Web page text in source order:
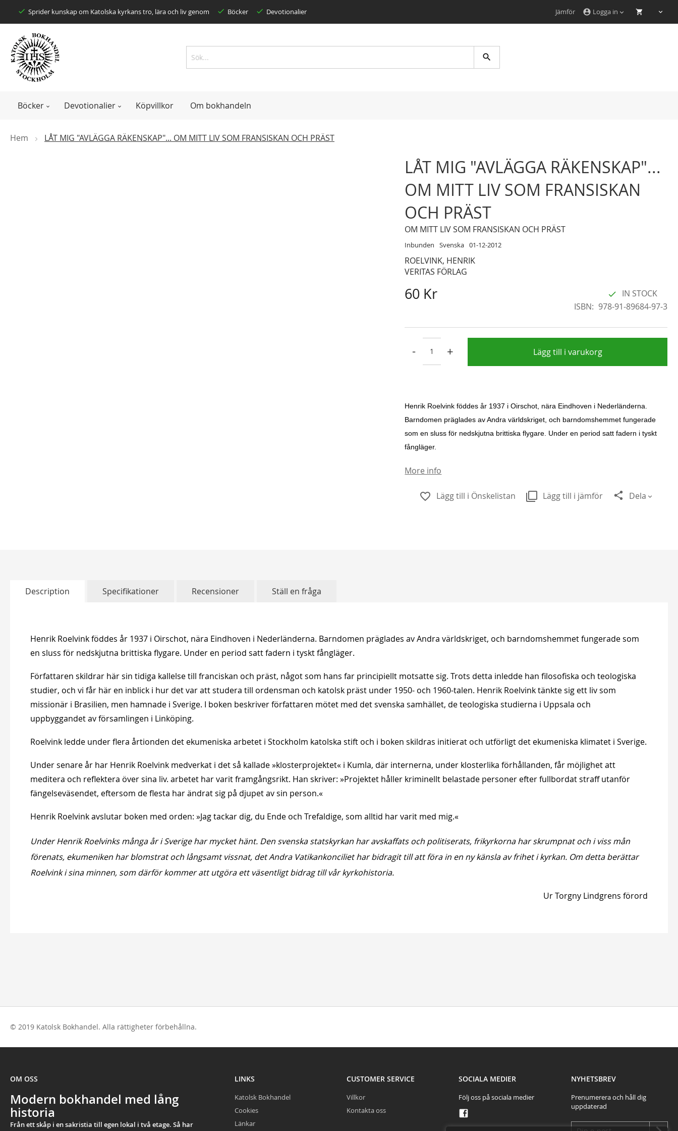
account_circle Logga in
Jämför
Skip Sprider kunskap om Katolska kyrkans tro, lära och liv genom Böcker Devotionalier
Search
Böcker Devotionalier Köpvillkor Om bokhandeln
Hem LÅT MIG "AVLÄGGA RÄKENSKAP"... OM MITT LIV SOM FRANSISKAN OCH PRÄST
LÅT MIG "AVLÄGGA RÄKENSKAP"...
OM MITT LIV SOM FRANSISKAN
OCH PRÄST
OM MITT LIV SOM FRANSISKAN OCH PRÄST
Inbunden Svenska 01-12-2012
ROELVINK, HENRIK
VERITAS FÖRLAG
60 Kr
IN STOCK
ISBN
978-91-89684-97-3
- + Lägg till i varukorg
Henrik Roelvink föddes år 1937 i Oirschot, nära Eindhoven i Nederländerna.
Barndomen präglades av Andra världskriget, och barndomshemmet fungerade
som en sluss för nedskjutna brittiska flygare. Under en period satt fadern i tyskt
fångläger.
More info
Lägg till i Önskelistan Lägg till i jämför Dela
Description
Henrik Roelvink föddes år 1937 i Oirschot, nära Eindhoven i Nederländerna. Barndomen präglades av Andra världskriget, och barndomshemmet fungerade som
en sluss för nedskjutna brittiska flygare. Under en period satt fadern i tyskt fångläger.
Författaren skildrar här sin tidiga kallelse till franciskan och präst, något som hans far principiellt motsatte sig. Trots detta inledde han filosofiska och teologiska
studier, och vi får här en inblick i hur det var att studera till ordensman och katolsk präst under 1950- och 1960-talen. Henrik Roelvink tänkte sig ett liv som
missionär i Brasilien, men hamnade i Sverige. I boken beskriver författaren mötet med det svenska samhället, de teologiska studierna i Uppsala och
uppbyggandet av församlingen i Linköping.
Roelvink ledde under flera årtionden det ekumeniska arbetet i Stockholm katolska stift och i boken skildras initierat och utförligt det ekumeniska klimatet i Sverige.
Under senare år har Henrik Roelvink medverkat i det så kallade »klosterprojektet« i Kumla, där internerna, under klosterlika förhållanden, får möjlighet att
meditera och reflektera över sina liv. arbetet har varit framgångsrikt. Han skriver: »Projektet håller kriminellt belastade personer efter fullbordat straff utanför
fängelseväsendet, eftersom de flesta har ändrat sig på djupet av sin person.«
Henrik Roelvink avslutar boken med orden: »Jag tackar dig, du Ende och Trefaldige, som alltid har varit med mig.«
Under Henrik Roelvinks många år i Sverige har mycket hänt. Den svenska statskyrkan har avskaffats och politiserats, frikyrkorna har skrumpnat och i viss mån
förenats, ekumeniken har blomstrat och långsamt vissnat, det Andra Vatikankonciliet har bidragit till att föra in en ny känsla av frihet i kyrkan. Om detta berättar
Roelvink i sina minnen, som därför kommer att utgöra ett väsentligt bidrag till vår kyrkohistoria.
Ur Torgny Lindgrens förord
Specifikationer Recensioner Ställ en fråga
© 2019 Katolsk Bokhandel. Alla rättigheter förbehållna.
OM OSS
Modern bokhandel med lång
historia
Från ett skåp i en sakristia till egen lokal i två etage. Så har
LINKS
Katolsk Bokhandel
Cookies
Länkar
CUSTOMER SERVICE
Villkor
Kontakta oss
SOCIALA MEDIER
Följ oss på sociala medier
NYHETSBREV
Prenumerera och håll dig
uppdaterad